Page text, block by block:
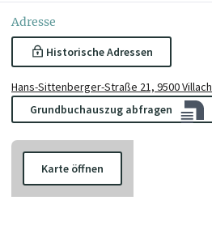
Adresse
Historische Adressen
Hans-Sittenberger-Straße 21, 9500 Villach
Grundbuchauszug abfragen
Karte öffnen